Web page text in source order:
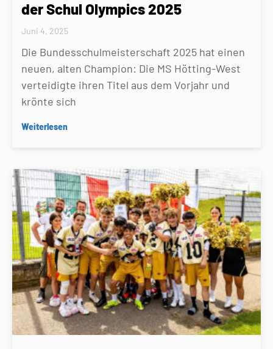
der Schul Olympics 2025
Juni 4, 2025
Die Bundesschulmeisterschaft 2025 hat einen
neuen, alten Champion: Die MS Hötting-West
verteidigte ihren Titel aus dem Vorjahr und
krönte sich
Weiterlesen